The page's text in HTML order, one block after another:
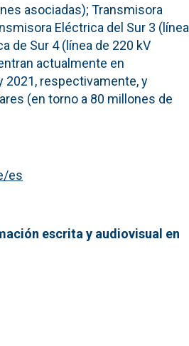
asociadas); Transmisora
Eléctrica del Sur 3 (línea
de Sur 4 (línea de 220 kV
actualmente en
2021, respectivamente, y
(en torno a 80 millones de
es
escrita y audiovisual en